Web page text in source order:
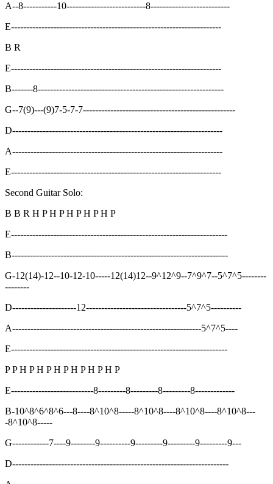
A--8-----------10--------------------------8--------------------------
E---------------------------------------------------------------------
B R
E---------------------------------------------------------------------
B-------8-------------------------------------------------------------
G--7(9)---(9)7-5-7-7--------------------------------------------------
D---------------------------------------------------------------------
A---------------------------------------------------------------------
E---------------------------------------------------------------------
Second Guitar Solo:
B B R H P H P H P H P H P
E-----------------------------------------------------------------------
B-----------------------------------------------------------------------
G-12(14)-12--10-12-10-----12(14)12--9^12^9--7^9^7--5^7^5--------
--------
D---------------------12---------------------------------5^7^5----------
A--------------------------------------------------------------5^7^5----
E-----------------------------------------------------------------------
P P H P H P H P H P H P H P
E---------------------------8---------8---------8---------8-------------
B-10^8^6^8^6---8----8^10^8-----8^10^8----8^10^8----8^10^8---
-8^10^8-----
G------------7----9--------9----------9---------9---------9---------9---
D-----------------------------------------------------------------------